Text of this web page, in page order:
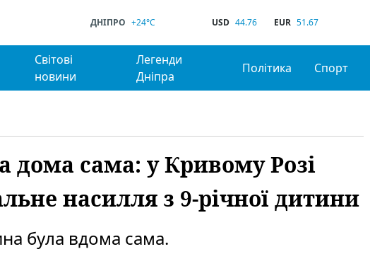
ДНІПРО +24°C USD 44.76 EUR 51.67
Світові
новини
Легенди
Дніпра
Політика Спорт
дома сама: у Кривому Розі
насилля з 9-річної дитини
була вдома сама.